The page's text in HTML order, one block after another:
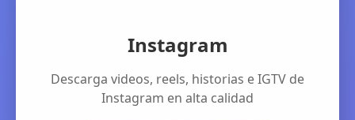
Instagram
Descarga videos, reels, historias e IGTV de
Instagram en alta calidad